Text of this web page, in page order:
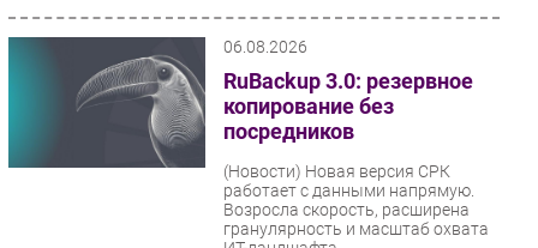
Гаджеты
Здоровье
РАЗДЕЛЫ
06.08.2026
RuBackup 3.0: резервное
копирование без
посредников
(Новости) Новая версия СРК
работает с данными напрямую.
Возросла скорость, расширена
гранулярность и масштаб охвата